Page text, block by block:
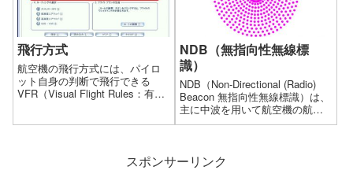
飛行方式
航空機の飛行方式には、パイロ
ット自身の判断で飛行できる
VFR（Visual Flight Rules：有視
NDB（無指向性無線標
識）
NDB（Non-Directional (Radio)
Beacon 無指向性無線標識）は、
主に中波を用いて航空機の航法
援助を行う無線標識。標識局で
ADF（自動方向探知機）を用い
ることにより、無線標識の方向
スポンサーリンク